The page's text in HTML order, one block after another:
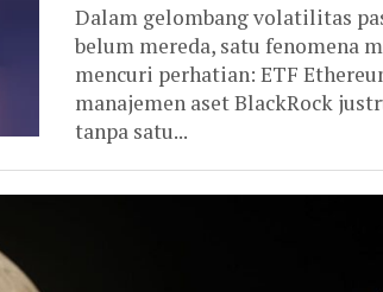
Dalam gelombang volatilitas
belum mereda, satu fenomena
mencuri perhatian: ETF
manajemen aset BlackRock
tanpa satu...